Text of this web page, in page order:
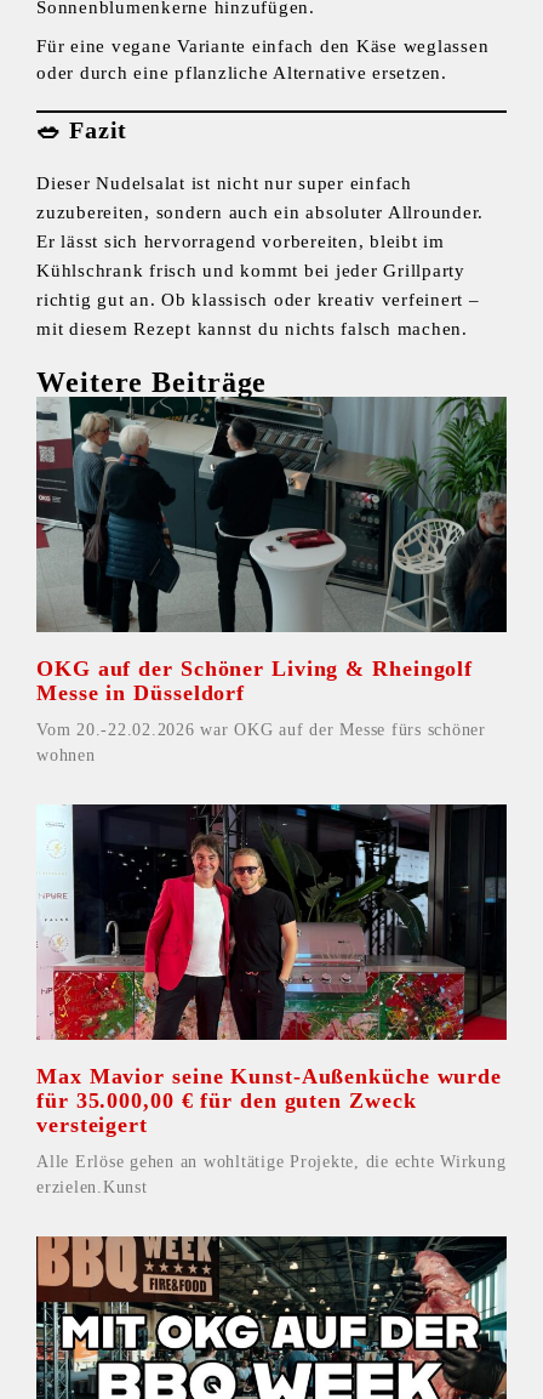
Sonnenblumenkerne hinzufügen.
Für eine vegane Variante einfach den Käse weglassen
oder durch eine pflanzliche Alternative ersetzen.
🥗 Fazit
Dieser Nudelsalat ist nicht nur super einfach
zuzubereiten, sondern auch ein absoluter Allrounder.
Er lässt sich hervorragend vorbereiten, bleibt im
Kühlschrank frisch und kommt bei jeder Grillparty
richtig gut an. Ob klassisch oder kreativ verfeinert –
mit diesem Rezept kannst du nichts falsch machen.
Weitere Beiträge
OKG auf der Schöner Living & Rheingolf
Messe in Düsseldorf
Vom 20.-22.02.2026 war OKG auf der Messe fürs schöner
wohnen
Max Mavior seine Kunst-Außenküche wurde
für 35.000,00 € für den guten Zweck
versteigert
Alle Erlöse gehen an wohltätige Projekte, die echte Wirkung
erzielen.Kunst